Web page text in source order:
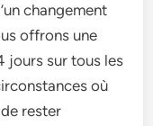
changement
offrons une
jours sur tous les
où
rester